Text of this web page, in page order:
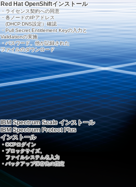
Red Hat OpenShiftインストール
・ライセンス契約への同意
・各ノードのIPアドレス
(DHCP.DNS設定）確認
・Pull Secret,Entitlement Keyの入力と
Validationの実施
・パスワード、他が記録された
ファイルのダウンロード
IBM Spectrum Scale インストール
IBM Spectrum Protect Plus
インストール
・OCPログイン
・ブロックサイズ、
ファイルシステム名入力
・バックアップ保存先の指定